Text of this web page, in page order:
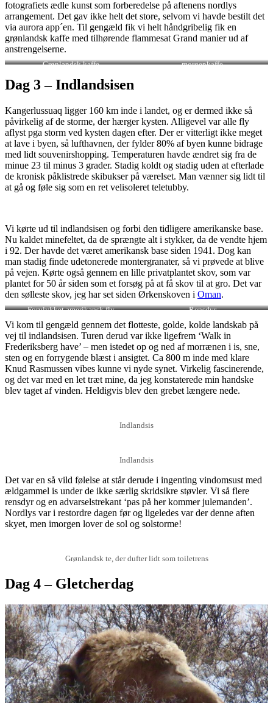
fotografiets ædle kunst som forberedelse på aftenens nordlys
arrangement. Det gav ikke helt det store, selvom vi havde bestilt det
via aurora app´en. Til gengæld fik vi helt håndgribelig fik en
grønlandsk kaffe med tilhørende flammesat Grand manier ud af
anstrengelserne.
Grønlandsk kaffe morgenkaffe
Dag 3 – Indlandsisen
Kangerlussuaq ligger 160 km inde i landet, og er dermed ikke så
påvirkelig af de storme, der hærger kysten. Alligevel var alle fly
aflyst pga storm ved kysten dagen efter. Der er vitterligt ikke meget
at lave i byen, så lufthavnen, der fylder 80% af byen kunne bidrage
med lidt souvenirshopping. Temperaturen havde ændret sig fra de
minue 23 til minus 3 grader. Stadig koldt og stadig uden at efterlade
de kronisk påklistrede skibukser på værelset. Man vænner sig lidt til
at gå og føle sig som en ret velisoleret teletubby.
Vi kørte ud til indlandsisen og forbi den tidligere amerikanske base.
Nu kaldet minefeltet, da de sprængte alt i stykker, da de vendte hjem
i 92. Der havde det været amerikansk base siden 1941. Dog kan
man stadig finde udetonerede montergranater, så vi prøvede at blive
på vejen. Kørte også gennem en lille privatplantet skov, som var
plantet for 50 år siden som et forsøg på at få skov til at gro. Det var
den sølleste skov, jeg har set siden Ørkenskoven i Oman.
Forulykket amerikansk fly Rensdyr
Vi kom til gengæld gennem det flotteste, golde, kolde landskab på
vej til indlandsisen. Turen derud var ikke ligefrem ‘Walk in
Frederiksberg have’ – men istedet op og ned af morrænen i is, sne,
sten og en forrygende blæst i ansigtet. Ca 800 m inde med klare
Knud Rasmussen vibes kunne vi nyde synet. Virkelig fascinerende,
og det var med en let træt mine, da jeg konstaterede min handske
blev taget af vinden. Heldigvis blev den grebet længere nede.
Indlandsis
Indlandsis
Det var en så vild følelse at står derude i ingenting vindomsust med
ældgammel is under de ikke særlig skridsikre støvler. Vi så flere
rensdyr og en advarselstrekant ‘pas på her kommer julemanden’.
Nordlys var i restordre dagen før og ligeledes var der denne aften
skyet, men imorgen lover de sol og solstorme!
Grønlandsk te, der dufter lidt som toiletrens
Dag 4 – Gletcherdag